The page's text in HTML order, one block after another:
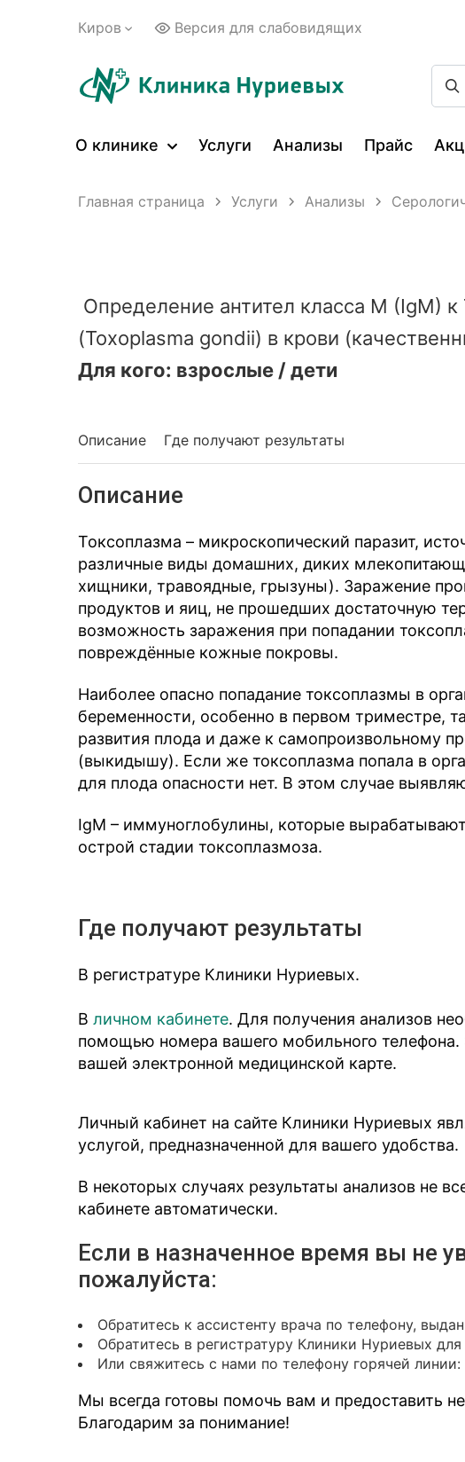
Киров Версия для слабовидящих
О клинике Услуги Анализы Прайс
Главная страница Услуги Анализы
Определение антител класса М (IgМ) к
(Toxoplasma gondii) в крови
Для кого: взрослые / дети
Описание Где получают результаты
Описание
Токсоплазма – микроскопический паразит,
различные виды домашних, диких
хищники, травоядные, грызуны). Заражение
продуктов и яиц, не прошедших достаточную
возможность заражения при попадании
повреждённые кожные покровы.
Наиболее опасно попадание токсоплазмы в
беременности, особенно в первом триместре,
развития плода и даже к самопроизвольному
(выкидышу). Если же токсоплазма попала в
для плода опасности нет. В этом случае
IgМ – иммуноглобулины, которые
острой стадии токсоплазмоза.
Где получают результаты
В регистратуре Клиники Нуриевых.
В личном кабинете. Для получения анализов
помощью номера вашего мобильного
вашей электронной медицинской карте.
Личный кабинет на сайте Клиники Нуриевых
услугой, предназначенной для вашего удобства.
В некоторых случаях результаты анализов не
кабинете автоматически.
Если в назначенное время вы не
пожалуйста:
Обратитесь к ассистенту врача по телефону,
Обратитесь в регистратуру Клиники Нуриевых
Или свяжитесь с нами по телефону горячей
Мы всегда готовы помочь вам и предоставить
Благодарим за понимание!